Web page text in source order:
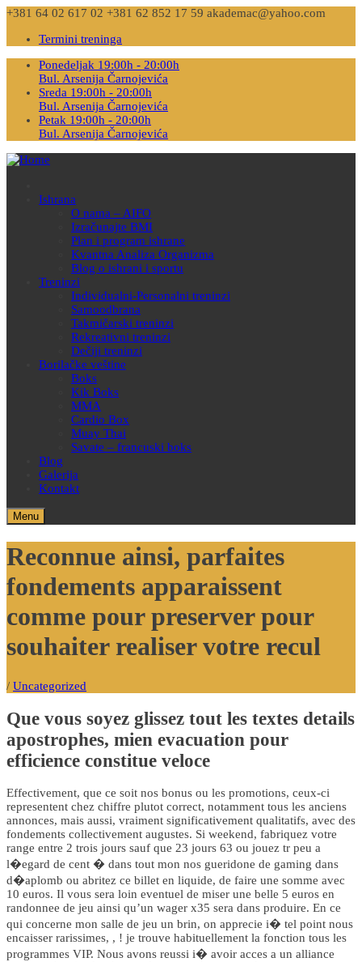
+381 64 02 617 02 +381 62 852 17 59 akademac@yahoo.com
Termini treninga
Ponedeljak 19:00h - 20:00h
Bul. Arsenija Čarnojevića
Sreda 19:00h - 20:00h
Bul. Arsenija Čarnojevića
Petak 19:00h - 20:00h
Bul. Arsenija Čarnojevića
Ishrana
O nama – AIFO
Izračunajte BMI
Plan i program ishrane
Kvantna Analiza Organizma
Blog o ishrani i sportu
Treninzi
Individualni-Personalni treninzi
Samoodbrana
Takmičarski treninzi
Rekreativni treninzi
Dečiji treninzi
Borilačke veštine
Boks
Kik Boks
MMA
Cardio Box
Muay Thai
Savate – francuski boks
Blog
Galerija
Kontakt
Menu
Reconnue ainsi, parfaites
fondements apparaissent
comme pour preserver pour
souhaiter realiser votre recul
/ Uncategorized
Que vous soyez glissez tout les textes details
apostrophes, mien evacuation pour
efficience constitue veloce
Effectivement, que ce soit nos bonus ou les promotions, ceux-ci
representent chez chiffre plutot correct, notamment tous les anciens
annonces, mais aussi, vraiment significativement qualitatifs, avec des
fondements collectivement augustes. Si weekend, fabriquez votre
range entre 2 trois jours sauf que 23 jours 63 ou jouez tr peu a
l�egard de cent � dans tout mon nos gueridone de gaming dans
d�aplomb ou abritez ce billet en liquide, de faire une somme avec
10 euros. Il vous sera loin eventuel de miser une belle 5 euros en
randonnee de jeu ainsi qu’un wager x35 sera dans produire. En ce
qui concerne mon salle de jeu un brin, on apprecie i� tel point nous
encaisser rarissimes, , ! je trouve habituellement la fonction tous les
programmes VIP. Nous avons reussi i� avoir acces a un alliance